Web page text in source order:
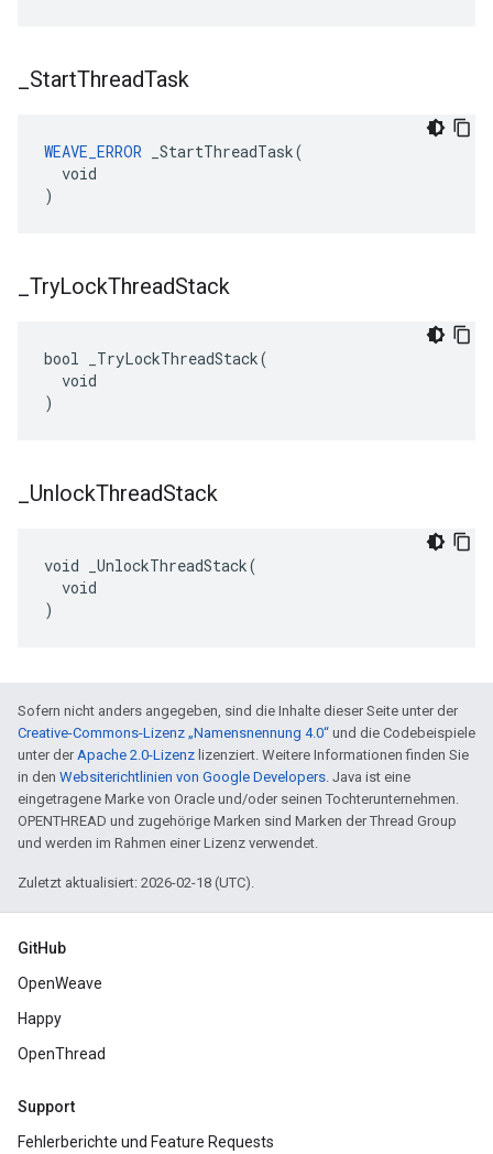
StartThreadTask
WEAVE_ERROR _StartThreadTask(
  void
)
TryLockThreadStack
bool _TryLockThreadStack(
  void
)
UnlockThreadStack
void _UnlockThreadStack(
  void
)
Sofern nicht anders angegeben, sind die Inhalte dieser Seite unter der
Creative-Commons-Lizenz „Namensnennung 4.0“ und die Codebeispiele
unter derApache 2.0-Lizenz lizenziert. Weitere Informationen finden Sie
in den Websiterichtlinien von Google Developers. Java ist eine
eingetragene Marke von Oracle und/oder seinen Tochterunternehmen.
OPENTHREAD und zugehörige Marken sind Marken der Thread Group
und werden im Rahmen einer Lizenz verwendet.
Zuletzt aktualisiert: 2026-02-18 (UTC).
GitHub
OpenWeave
Happy
OpenThread
Support
Fehlerberichte und Feature Requests